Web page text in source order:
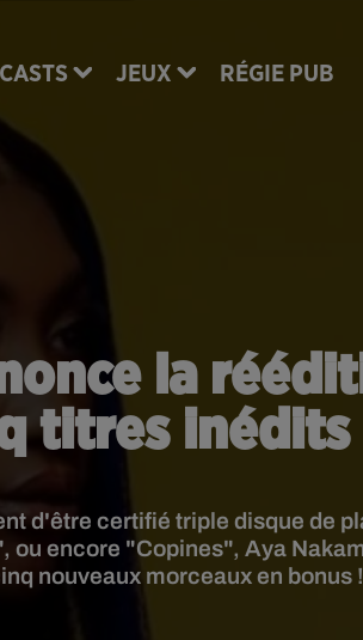
JEUX RÉGIE PUB
la
titres
d'être certifié triple disque de
encore "Copines", Aya
nouveaux morceaux en bonus !